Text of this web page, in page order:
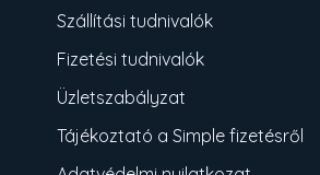
Szállítási tudnivalók
Fizetési tudnivalók
Üzletszabályzat
Tájékoztató a Simple fizetésről